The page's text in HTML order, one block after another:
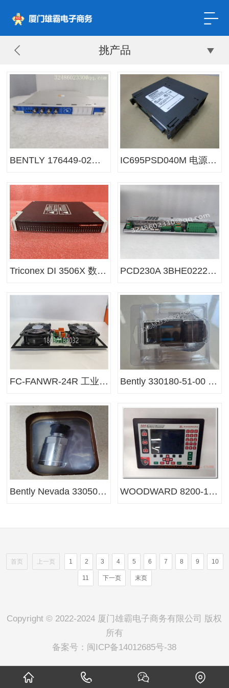
挑产品
BENTLY 176449-02输入输出模块 IC695PSD040M 电源模块
Triconex DI 3506X 数字输入模块 PCD230A 3BHE022291R0101 主处理器单元‌
FC-FANWR-24R 工业自动化控制模块 Bently 330180-51-00 3300 XL 8mm 电涡流前置器
Bently Nevada 330500-02-00 壳体振动速度传感器（Velomitor 压电式速度计） WOODWARD 8200-1302 505D 数字调速器
首页 上一页 1 2 3 4 5 6 7 8 9 10
11 下一页 末页
Copyright © 2022-2024 厦门雄霸电子商务有限公司 版权
所有
备案号： 闽ICP备14012685号-38